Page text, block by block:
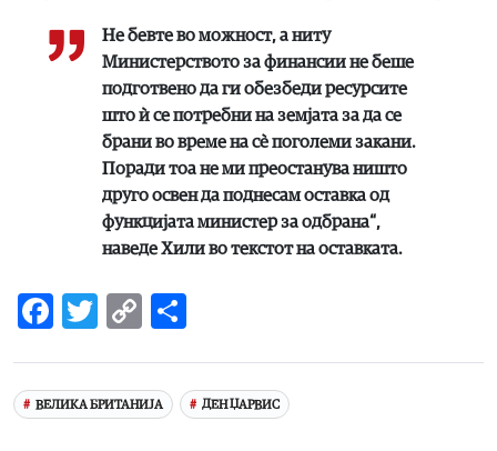
Не бевте во можност, а ниту
Министерството за финансии не беше
подготвено да ги обезбеди ресурсите
што ѝ се потребни на земјата за да се
брани во време на сè поголеми закани.
Поради тоа не ми преостанува ништо
друго освен да поднесам оставка од
функцијата министер за одбрана“,
наведе Хили во текстот на оставката.
Facebook
Twitter
Copy
ВЕЛИКА БРИТАНИЈА ДЕН ЏАРВИС